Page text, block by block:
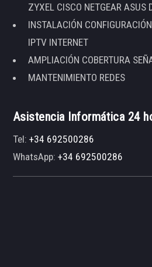
ZYXEL CISCO NETGEAR
INSTALACIÓN
IPTV INTERNET
AMPLIACIÓN COBERTURA
MANTENIMIENTO REDES
Asistencia Informática 24
Tel:+34 692500286
WhatsApp:+34 692500286